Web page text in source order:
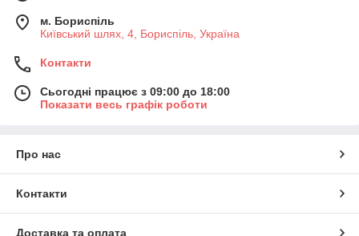
м. Бориспіль
Київський шлях, 4, Бориспіль, Україна
Контакти
Сьогодні працює з 09:00 до 18:00
Показати весь графік роботи
Про нас
Контакти
Доставка та оплата